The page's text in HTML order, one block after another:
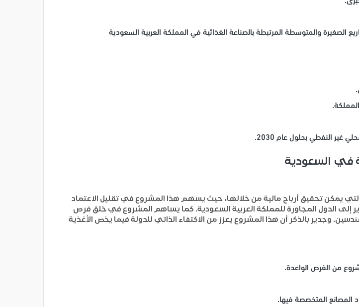
والمتوسطة المرتبطة بالصناعة الغذائية في المملكة العربية السعودية
في السعودية
يمكن تحقيق أرباح مالية من خلالها، حيث يسهم هذا المشروع في تقليل الاعتماد
إلى الدول المجاورة للمملكة العربية السعودية. كما يساهم المشروع في خلق فرص
وجدير بالذكر أن هذا المشروع يعزز من الاكتفاء الذاتي للدولة فيما يخص الأغذية
من الفرص الواعدة.
المصانع المتخصصة فيها.